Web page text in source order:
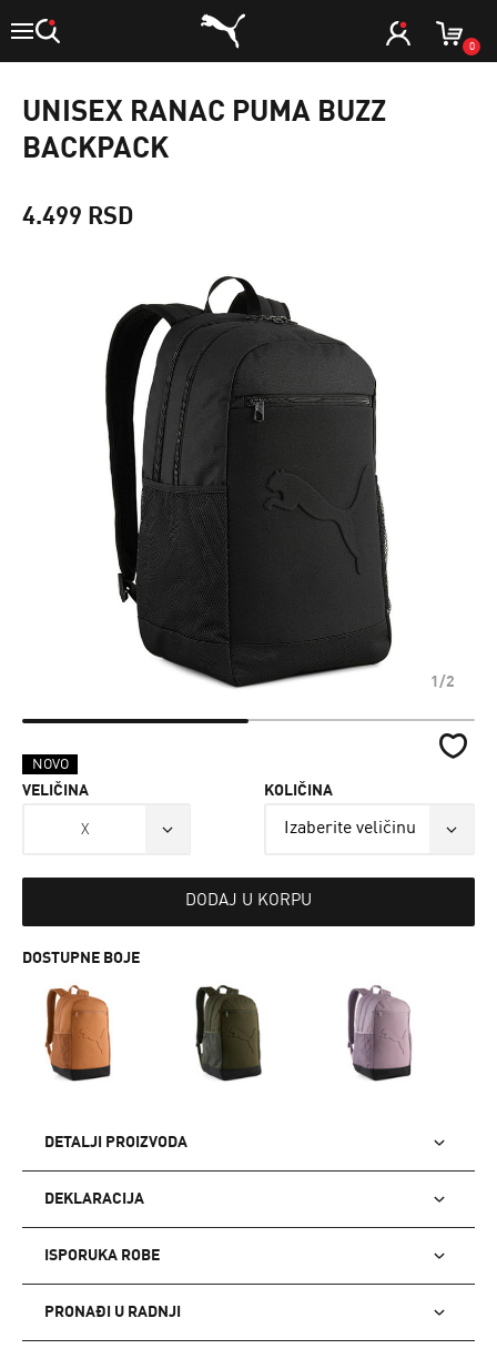
0
UNISEX RANAC PUMA BUZZ
BACKPACK
4.499 RSD
1/2
NOVO
VELIČINA
X
KOLIČINA
DODAJ U KORPU
DOSTUPNE BOJE
DETALJI PROIZVODA
DEKLARACIJA
ISPORUKA ROBE
PRONAĐI U RADNJI